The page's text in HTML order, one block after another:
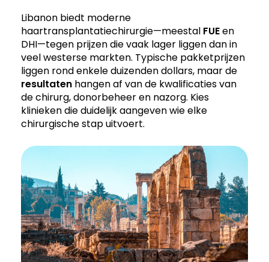
Libanon biedt moderne
haartransplantatiechirurgie—meestal FUEen
DHI—tegen prijzen die vaak lager liggen dan in
veel westerse markten. Typische pakketprijzen
liggen rond enkele duizenden dollars, maar de
resultaten hangen af van de kwalificaties van
de chirurg, donorbeheer en nazorg. Kies
klinieken die duidelijk aangeven wie elke
chirurgische stap uitvoert.